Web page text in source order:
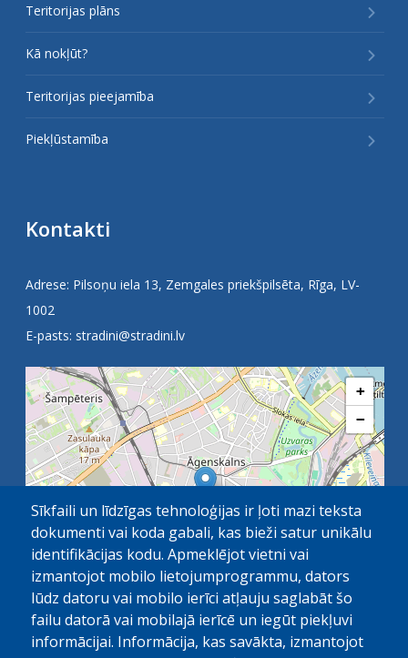
Teritorijas plāns
Kā nokļūt?
Teritorijas pieejamība
Piekļūstamība
Kontakti
Adrese: Pilsoņu iela 13, Zemgales priekšpilsēta, Rīga, LV-
1002
E-pasts: stradini@stradini.lv
+
−
1 km | ©OpenStreetMapcontributors
Sīkfaili un līdzīgas tehnoloģijas ir ļoti mazi teksta
dokumenti vai koda gabali, kas bieži satur unikālu
identifikācijas kodu. Apmeklējot vietni vai
izmantojot mobilo lietojumprogrammu, dators
lūdz datoru vai mobilo ierīci atļauju saglabāt šo
failu datorā vai mobilajā ierīcē un iegūt piekļuvi
informācijai. Informācija, kas savākta, izmantojot